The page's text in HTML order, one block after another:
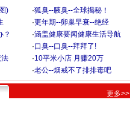
) ·狐臭--腋臭--全球揭秘！
·更年期--卵巢早衰--绝经
？ ·涵盖健康要闻健康生活导航
·口臭--口臭--拜拜了!
·10平米小店 月赚20万
·老公--烟戒不了排排毒吧
更多>>